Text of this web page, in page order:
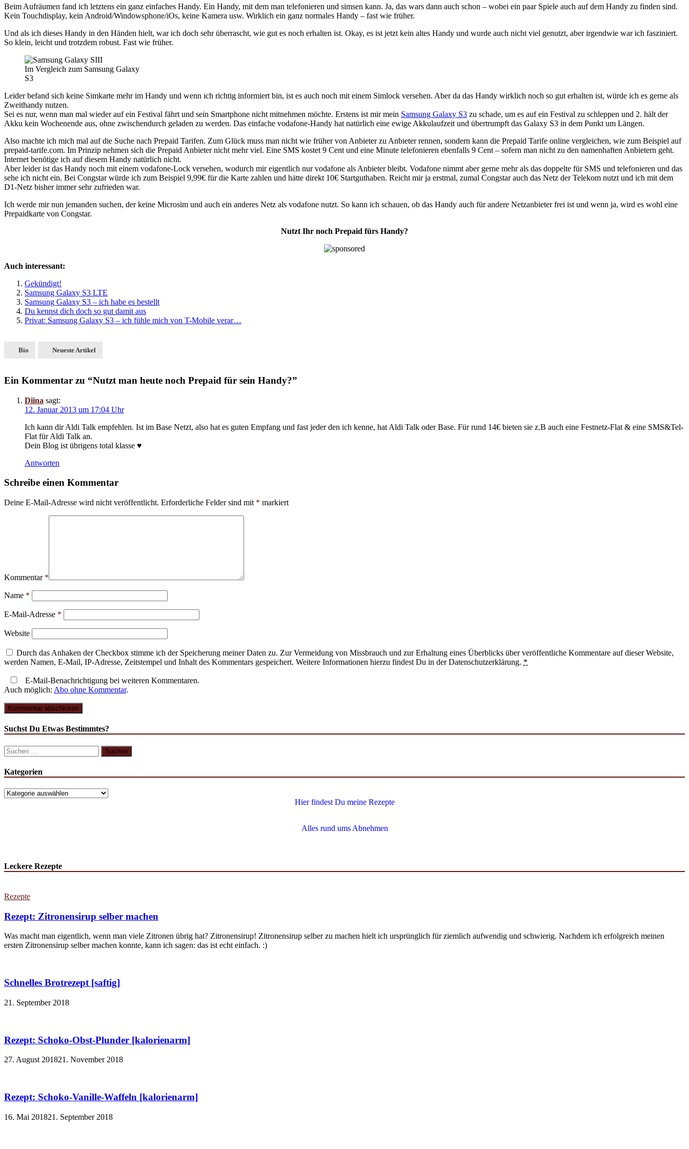
Beim Aufräumen fand ich letztens ein ganz einfaches Handy. Ein Handy, mit dem man telefonieren und simsen kann. Ja, das wars dann auch schon – wobei ein paar Spiele auch auf dem Handy zu finden sind.
Kein Touchdisplay, kein Android/Windowsphone/iOs, keine Kamera usw. Wirklich ein ganz normales Handy – fast wie früher.
Und als ich dieses Handy in den Händen hielt, war ich doch sehr überrascht, wie gut es noch erhalten ist. Okay, es ist jetzt kein altes Handy und wurde auch nicht viel genutzt, aber irgendwie war ich fasziniert.
So klein, leicht und trotzdem robust. Fast wie früher.
Im Vergleich zum Samsung Galaxy
S3
Leider befand sich keine Simkarte mehr im Handy und wenn ich richtig informiert bin, ist es auch noch mit einem Simlock versehen. Aber da das Handy wirklich noch so gut erhalten ist, würde ich es gerne als
Zweithandy nutzen.
Sei es nur, wenn man mal wieder auf ein Festival fährt und sein Smartphone nicht mitnehmen möchte. Erstens ist mir mein Samsung Galaxy S3 zu schade, um es auf ein Festival zu schleppen und 2. hält der
Akku kein Wochenende aus, ohne zwischendurch geladen zu werden. Das einfache vodafone-Handy hat natürlich eine ewige Akkulaufzeit und übertrumpft das Galaxy S3 in dem Punkt um Längen.
Also machte ich mich mal auf die Suche nach Prepaid Tarifen. Zum Glück muss man nicht wie früher von Anbieter zu Anbieter rennen, sondern kann die Prepaid Tarife online vergleichen, wie zum Beispiel auf
prepaid-tarife.com. Im Prinzip nehmen sich die Prepaid Anbieter nicht mehr viel. Eine SMS kostet 9 Cent und eine Minute telefonieren ebenfalls 9 Cent – sofern man nicht zu den namenhaften Anbietern geht.
Internet benötige ich auf diesem Handy natürlich nicht.
Aber leider ist das Handy noch mit einem vodafone-Lock versehen, wodurch mir eigentlich nur vodafone als Anbieter bleibt. Vodafone nimmt aber gerne mehr als das doppelte für SMS und telefonieren und das
sehe ich nicht ein. Bei Congstar würde ich zum Beispiel 9,99€ für die Karte zahlen und hätte direkt 10€ Startguthaben. Reicht mir ja erstmal, zumal Congstar auch das Netz der Telekom nutzt und ich mit dem
D1-Netz bisher immer sehr zufrieden war.
Ich werde mir nun jemanden suchen, der keine Microsim und auch ein anderes Netz als vodafone nutzt. So kann ich schauen, ob das Handy auch für andere Netzanbieter frei ist und wenn ja, wird es wohl eine
Prepaidkarte von Congstar.
Nutzt Ihr noch Prepaid fürs Handy?
Auch interessant:
Gekündigt!
Samsung Galaxy S3 LTE
Samsung Galaxy S3 – ich habe es bestellt
Du kennst dich doch so gut damit aus
Privat: Samsung Galaxy S3 – ich fühle mich von T-Mobile verar…
Bio Neueste Artikel
Ein Kommentar zu “Nutzt man heute noch Prepaid für sein Handy?”
Diina sagt:
12. Januar 2013 um 17:04 Uhr
Ich kann dir Aldi Talk empfehlen. Ist im Base Netzt, also hat es guten Empfang und fast jeder den ich kenne, hat Aldi Talk oder Base. Für rund 14€ bieten sie z.B auch eine Festnetz-Flat & eine SMS&Tel-
Flat für Aldi Talk an.
Dein Blog ist übrigens total klasse ♥
Antworten
Schreibe einen Kommentar
Deine E-Mail-Adresse wird nicht veröffentlicht. Erforderliche Felder sind mit * markiert
Kommentar *
Name *
E-Mail-Adresse *
Website
Durch das Anhaken der Checkbox stimme ich der Speicherung meiner Daten zu. Zur Vermeidung von Missbrauch und zur Erhaltung eines Überblicks über veröffentliche Kommentare auf dieser Website,
werden Namen, E-Mail, IP-Adresse, Zeitstempel und Inhalt des Kommentars gespeichert. Weitere Informationen hierzu findest Du in der Datenschutzerklärung. *
E-Mail-Benachrichtigung bei weiteren Kommentaren.
Auch möglich: Abo ohne Kommentar.
Suchst Du Etwas Bestimmtes?
Kategorien
Hier findest Du meine Rezepte
Alles rund ums Abnehmen
Leckere Rezepte
Rezepte
Rezept: Zitronensirup selber machen
Was macht man eigentlich, wenn man viele Zitronen übrig hat? Zitronensirup! Zitronensirup selber zu machen hielt ich ursprünglich für ziemlich aufwendig und schwierig. Nachdem ich erfolgreich meinen
ersten Zitronensirup selber machen konnte, kann ich sagen: das ist echt einfach. :)
Schnelles Brotrezept [saftig]
21. September 2018
Rezept: Schoko-Obst-Plunder [kalorienarm]
27. August 201821. November 2018
Rezept: Schoko-Vanille-Waffeln [kalorienarm]
16. Mai 201821. September 2018